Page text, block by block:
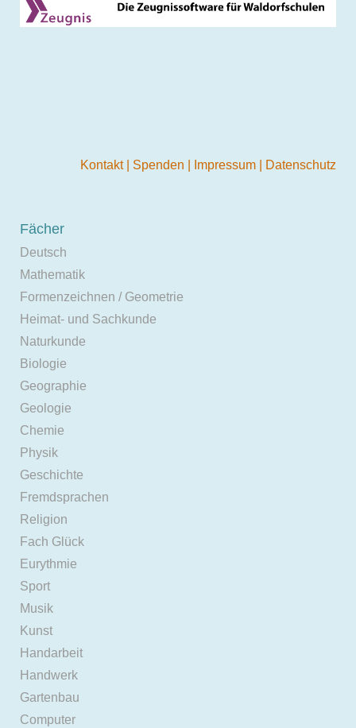
Kontakt Spenden Impressum Datenschutz
Fächer
Deutsch
Mathematik
Formenzeichnen / Geometrie
Heimat- und Sachkunde
Naturkunde
Biologie
Geographie
Geologie
Chemie
Physik
Geschichte
Fremdsprachen
Religion
Fach Glück
Eurythmie
Sport
Musik
Kunst
Handarbeit
Handwerk
Gartenbau
Computer